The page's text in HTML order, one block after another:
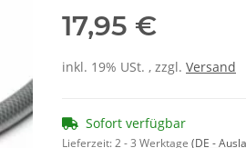
17,95 €
inkl. 19% USt. , zzgl. Versand
Sofort verfügbar
Lieferzeit:2 - 3 Werktage (DE -